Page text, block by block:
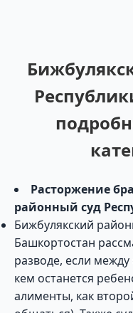
Расторжение
районный суд
Бижбулякский
Башкортостан
разводе, если между
кем останется
алименты, как